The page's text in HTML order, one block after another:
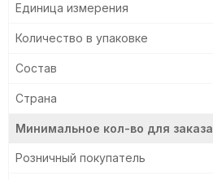
Единица измерения
Количество в упаковке
Состав
Страна
Минимальное кол-во для заказа
Розничный покупатель